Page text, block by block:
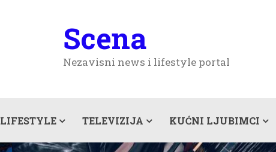
Scena
Nezavisni news i lifestyle portal
LIFESTYLE TELEVIZIJA KUĆNI LJUBIMCI